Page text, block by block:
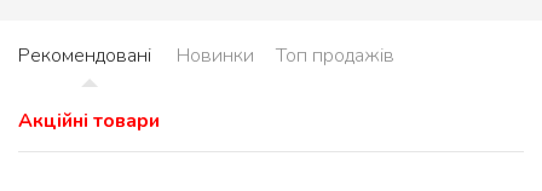
Рекомендовані Новинки Топ продажів
Акційні товари